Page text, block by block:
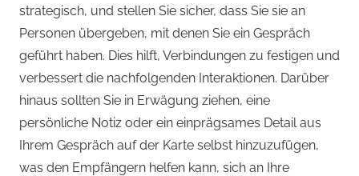
strategisch, und stellen Sie sicher, dass Sie sie an
Personen übergeben, mit denen Sie ein Gespräch
geführt haben. Dies hilft, Verbindungen zu festigen und
verbessert die nachfolgenden Interaktionen. Darüber
hinaus sollten Sie in Erwägung ziehen, eine
persönliche Notiz oder ein einprägsames Detail aus
Ihrem Gespräch auf der Karte selbst hinzuzufügen,
was den Empfängern helfen kann, sich an Ihre